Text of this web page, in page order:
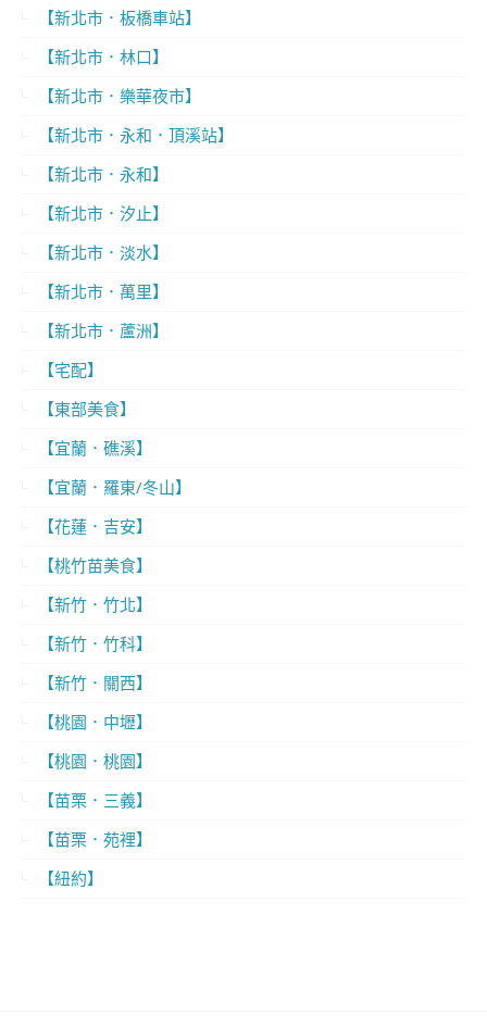
【新北市．板橋車站】
【新北市．林口】
【新北市．樂華夜市】
【新北市．永和．頂溪站】
【新北市．永和】
【新北市．汐止】
【新北市．淡水】
【新北市．萬里】
【新北市．蘆洲】
【宅配】
【東部美食】
【宜蘭．礁溪】
【宜蘭．羅東/冬山】
【花蓮．吉安】
【桃竹苗美食】
【新竹．竹北】
【新竹．竹科】
【新竹．關西】
【桃園．中壢】
【桃園．桃園】
【苗栗．三義】
【苗栗．苑裡】
【紐約】